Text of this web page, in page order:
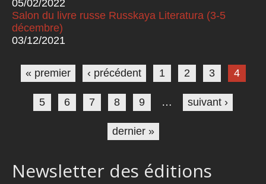
05/02/2022
Salon du livre russe Russkaya Literatura (3-5
décembre)
03/12/2021
Pages
« premier ‹ précédent 1 2 3 4
5 6 7 8 9 … suivant ›
dernier »
Newsletter des éditions